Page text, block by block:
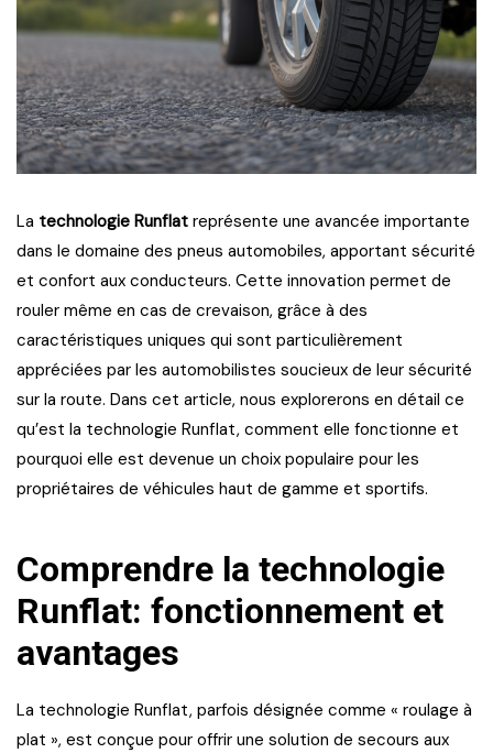
La technologie Runflat représente une avancée importante
dans le domaine des pneus automobiles, apportant sécurité
et confort aux conducteurs. Cette innovation permet de
rouler même en cas de crevaison, grâce à des
caractéristiques uniques qui sont particulièrement
appréciées par les automobilistes soucieux de leur sécurité
sur la route. Dans cet article, nous explorerons en détail ce
qu’est la technologie Runflat, comment elle fonctionne et
pourquoi elle est devenue un choix populaire pour les
propriétaires de véhicules haut de gamme et sportifs.
Comprendre la technologie
Runflat: fonctionnement et
avantages
La technologie Runflat, parfois désignée comme « roulage à
plat », est conçue pour offrir une solution de secours aux